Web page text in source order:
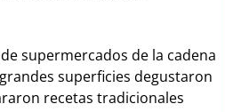
supermercados de la cadena
superficies degustaron
recetas tradicionales